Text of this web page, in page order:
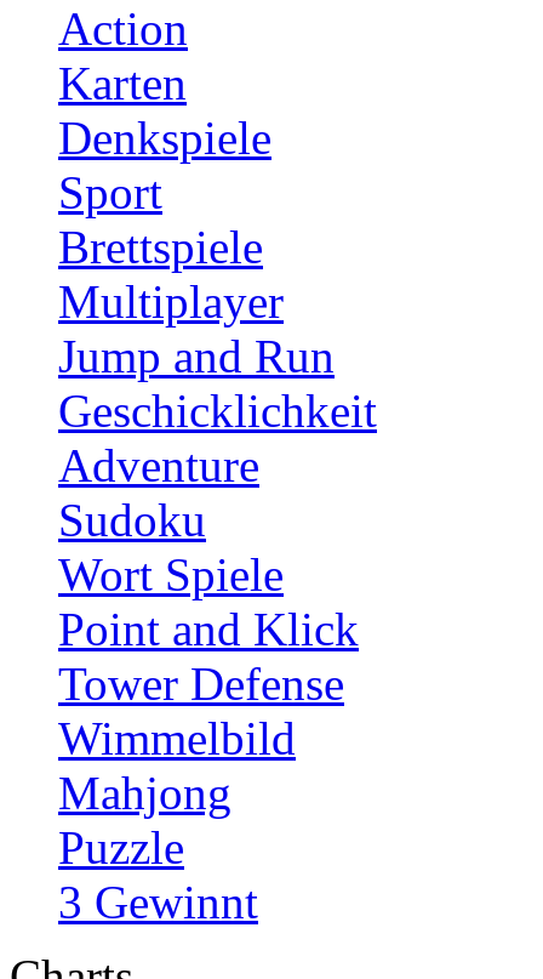
Action
Karten
Denkspiele
Sport
Brettspiele
Multiplayer
Jump and Run
Geschicklichkeit
Adventure
Sudoku
Wort Spiele
Point and Klick
Tower Defense
Wimmelbild
Mahjong
Puzzle
3 Gewinnt